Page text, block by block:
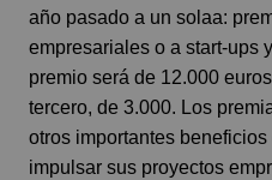
año pasado a un solaa:
empresariales o a start-ups
premio será de 12.000
tercero, de 3.000. Los
otros importantes
impulsar sus proyectos